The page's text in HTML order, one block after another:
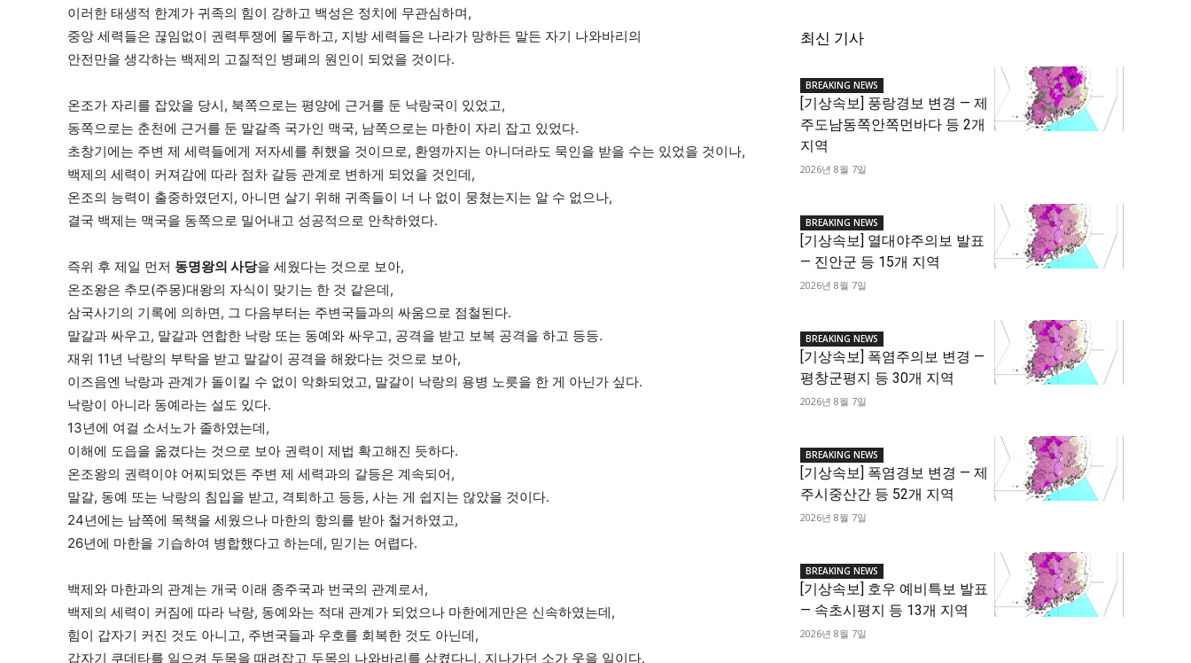
이러한 태생적 한계가 귀족의 힘이 강하고 백성은 정치에 무관심하며,
중앙 세력들은 끊임없이 권력투쟁에 몰두하고, 지방 세력들은 나라가 망하든 말든 자기 나와바리의
안전만을 생각하는 백제의 고질적인 병폐의 원인이 되었을 것이다.
온조가 자리를 잡았을 당시, 북쪽으로는 평양에 근거를 둔 낙랑국이 있었고,
동쪽으로는 춘천에 근거를 둔 말갈족 국가인 맥국, 남쪽으로는 마한이 자리 잡고 있었다.
초창기에는 주변 제 세력들에게 저자세를 취했을 것이므로, 환영까지는 아니더라도 묵인을 받을 수는 있었을 것이나,
백제의 세력이 커져감에 따라 점차 갈등 관계로 변하게 되었을 것인데,
온조의 능력이 출중하였던지, 아니면 살기 위해 귀족들이 너 나 없이 뭉쳤는지는 알 수 없으나,
결국 백제는 맥국을 동쪽으로 밀어내고 성공적으로 안착하였다.
즉위 후 제일 먼저 동명왕의 사당을 세웠다는 것으로 보아,
온조왕은 추모(주몽)대왕의 자식이 맞기는 한 것 같은데,
삼국사기의 기록에 의하면, 그 다음부터는 주변국들과의 싸움으로 점철된다.
말갈과 싸우고, 말갈과 연합한 낙랑 또는 동예와 싸우고, 공격을 받고 보복 공격을 하고 등등.
재위 11년 낙랑의 부탁을 받고 말갈이 공격을 해왔다는 것으로 보아,
이즈음엔 낙랑과 관계가 돌이킬 수 없이 악화되었고, 말갈이 낙랑의 용병 노릇을 한 게 아닌가 싶다.
낙랑이 아니라 동예라는 설도 있다.
13년에 여걸 소서노가 졸하였는데,
이해에 도읍을 옮겼다는 것으로 보아 권력이 제법 확고해진 듯하다.
온조왕의 권력이야 어찌되었든 주변 제 세력과의 갈등은 계속되어,
말갈, 동예 또는 낙랑의 침입을 받고, 격퇴하고 등등, 사는 게 쉽지는 않았을 것이다.
24년에는 남쪽에 목책을 세웠으나 마한의 항의를 받아 철거하였고,
26년에 마한을 기습하여 병합했다고 하는데, 믿기는 어렵다.
백제와 마한과의 관계는 개국 이래 종주국과 번국의 관계로서,
백제의 세력이 커짐에 따라 낙랑, 동예와는 적대 관계가 되었으나 마한에게만은 신속하였는데,
힘이 갑자기 커진 것도 아니고, 주변국들과 우호를 회복한 것도 아닌데,
갑자기 쿠데타를 일으켜 두목을 때려잡고 두목의 나와바리를 삼켰다니, 지나가던 소가 웃을 일이다.
최신 기사
BREAKING NEWS
[기상속보] 풍랑경보 변경 — 제
주도남동쪽안쪽먼바다 등 2개
지역
2026년 8월 7일
BREAKING NEWS
[기상속보] 열대야주의보 발표
— 진안군 등 15개 지역
2026년 8월 7일
BREAKING NEWS
[기상속보] 폭염주의보 변경 —
평창군평지 등 30개 지역
2026년 8월 7일
BREAKING NEWS
[기상속보] 폭염경보 변경 — 제
주시중산간 등 52개 지역
2026년 8월 7일
BREAKING NEWS
[기상속보] 호우 예비특보 발표
— 속초시평지 등 13개 지역
2026년 8월 7일